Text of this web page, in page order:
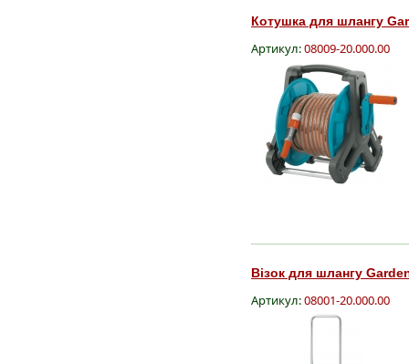
Котушка для шлангу
Артикул:08009-20.000.00
Візок для шлангу
Артикул:08001-20.000.00